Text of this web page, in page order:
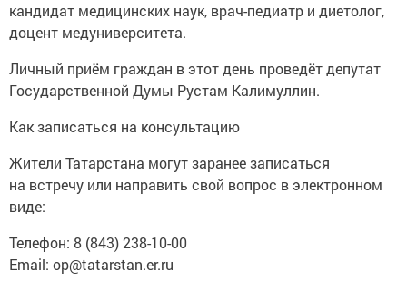
кандидат медицинских наук, врач-педиатр и диетолог,
доцент медуниверситета.
Личный приём граждан в этот день проведёт депутат
Государственной Думы Рустам Калимуллин.
Как записаться на консультацию
Жители Татарстана могут заранее записаться
на встречу или направить свой вопрос в электронном
виде:
Телефон: 8 (843) 238-10-00
Email: op@tatarstan.er.ru